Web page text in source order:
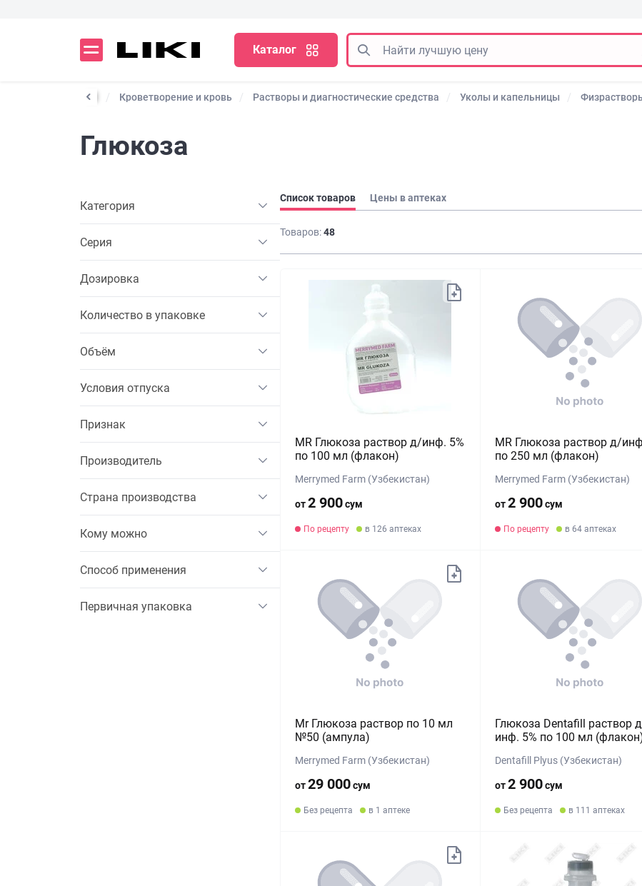
Каталог
препараты Кроветворение и кровь Растворы и диагностические средства Уколы и капельницы
Глюкоза
Категория
Серия
Дозировка
Количество в упаковке
Объём
Условия отпуска
Признак
Производитель
Страна производства
Кому можно
Способ применения
Первичная упаковка
Список товаров Цены в аптеках
Товаров:48
MR Глюкоза раствор д/инф. 5%
по 100 мл (флакон)
Merrymed Farm (Узбекистан)
от2 900сум
По рецепту в 126 аптеках
MR Глюкоза раствор д/
по 250 мл (флакон)
Merrymed Farm (Узбекистан)
от2 900сум
По рецепту в 64 аптеках
Mr Глюкоза раствор по 10 мл
№50 (ампула)
Merrymed Farm (Узбекистан)
от29 000сум
Без рецепта в 1 аптеке
Глюкоза Dentafill раствор
инф. 5% по 100 мл
Dentafill Plyus (Узбекистан)
от2 900сум
Без рецепта в 111 аптеках